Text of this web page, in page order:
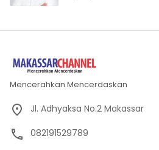
Mencerahkan Mencerdaskan
Jl. Adhyaksa No.2 Makassar
082191529789